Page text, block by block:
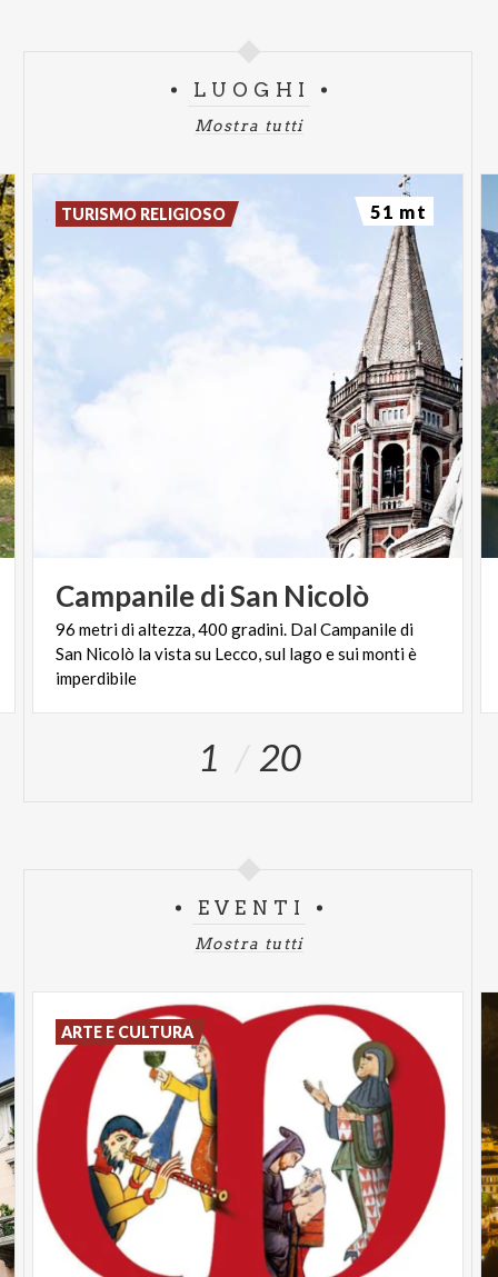
LUOGHI
Mostra tutti
CampanilediSan Nicolò
96 metri di altezza, 400 gradini. Dal Campanile di
San Nicolò la vista su Lecco, sul lago e sui monti è
imperdibile
TURISMO RELIGIOSO 51 mt
1 20
EVENTI
Mostra tutti
ARTE E CULTURA